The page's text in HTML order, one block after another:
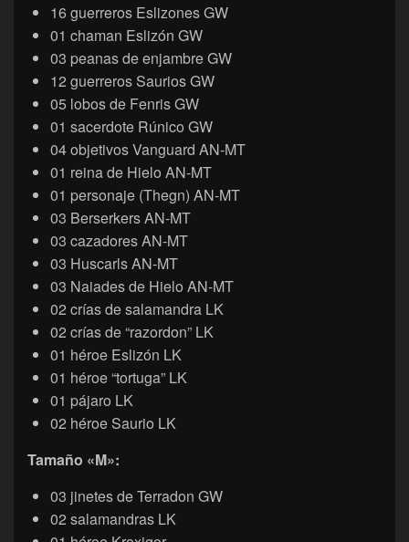
16 guerreros Eslizones GW
01 chaman Eslizón GW
03 peanas de enjambre GW
12 guerreros Saurios GW
05 lobos de Fenris GW
01 sacerdote Rúnico GW
04 objetivos Vanguard AN-MT
01 reina de Hielo AN-MT
01 personaje (Thegn) AN-MT
03 Berserkers AN-MT
03 cazadores AN-MT
03 Huscarls AN-MT
03 Naiades de Hielo AN-MT
02 crías de salamandra LK
02 crías de “razordon” LK
01 héroe Eslizón LK
01 héroe “tortuga” LK
01 pájaro LK
02 héroe Saurio LK
Tamaño «M»:
03 jinetes de Terradon GW
02 salamandras LK